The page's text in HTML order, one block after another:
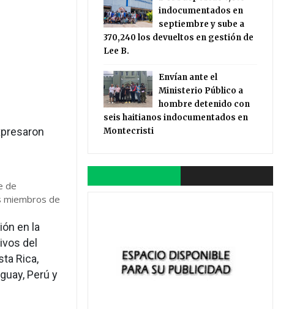
de
miembros de
en la
del
Rica,
Perú y
indocumentados en
septiembre y sube a
370,240 los devueltos en gestión de
Lee B.
Envían ante el
Ministerio Público a
hombre detenido con
seis haitianos indocumentados en
Montecristi